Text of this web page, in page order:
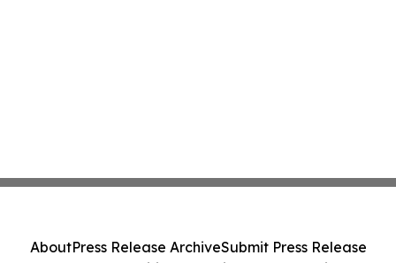
AboutPress Release ArchiveSubmit Press Release